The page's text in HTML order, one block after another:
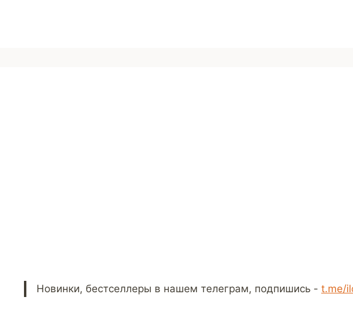
Новинки, бестселлеры в нашем телеграм, подпишись - t.me/